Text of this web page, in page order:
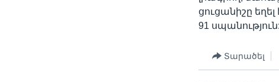
ցուցանիշը
91 սպանություն:
Տարածել